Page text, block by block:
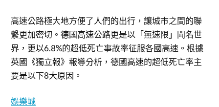
高速公路極大地方便了人們的出行，讓城市之間的聯
繫更加密切。德國高速公路更是以「無速限」聞名世
界，更以6.8%的超低死亡事故率征服各國高速。根據
英國《獨立報》報導分析，德國高速的超低死亡率主
要是以下8大原因。
娛樂城